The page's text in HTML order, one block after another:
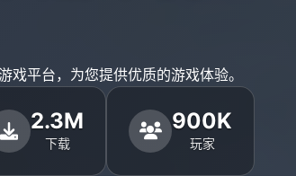
戏平台，为您提供优质的游戏体验。
2.3M
下载
900K
玩家